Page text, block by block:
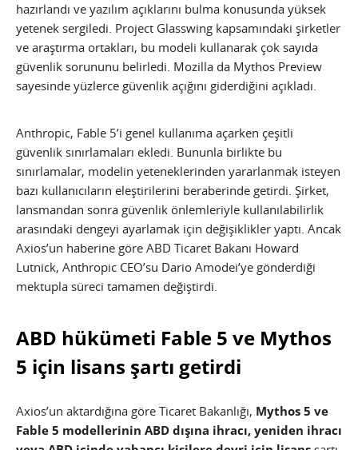
hazırlandı ve yazılım açıklarını bulma konusunda yüksek
yetenek sergiledi. Project Glasswing kapsamındaki şirketler
ve araştırma ortakları, bu modeli kullanarak çok sayıda
güvenlik sorununu belirledi. Mozilla da Mythos Preview
sayesinde yüzlerce güvenlik açığını giderdiğini açıkladı.
Anthropic, Fable 5’i genel kullanıma açarken çeşitli
güvenlik sınırlamaları ekledi. Bununla birlikte bu
sınırlamalar, modelin yeteneklerinden yararlanmak isteyen
bazı kullanıcıların eleştirilerini beraberinde getirdi. Şirket,
lansmandan sonra güvenlik önlemleriyle kullanılabilirlik
arasındaki dengeyi ayarlamak için değişiklikler yaptı. Ancak
Axios’un haberine göre ABD Ticaret Bakanı Howard
Lutnick, Anthropic CEO’su Dario Amodei’ye gönderdiği
mektupla süreci tamamen değiştirdi.
ABD hükümeti Fable 5 ve Mythos
5 için lisans şartı getirdi
Axios’un aktardığına göre Ticaret Bakanlığı, Mythos 5 ve
Fable 5 modellerinin ABD dışına ihracı, yeniden ihracı